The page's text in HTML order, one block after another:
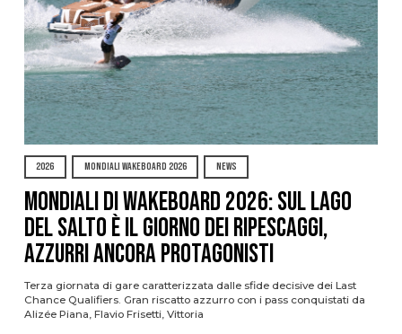
2026 MONDIALI WAKEBOARD 2026 NEWS
Mondiali di Wakeboard 2026: sul Lago
del Salto è il giorno dei ripescaggi,
azzurri ancora protagonisti
Terza giornata di gare caratterizzata dalle sfide decisive dei Last
Chance Qualifiers. Gran riscatto azzurro con i pass conquistati da
Alizée Piana, Flavio Frisetti, Vittoria